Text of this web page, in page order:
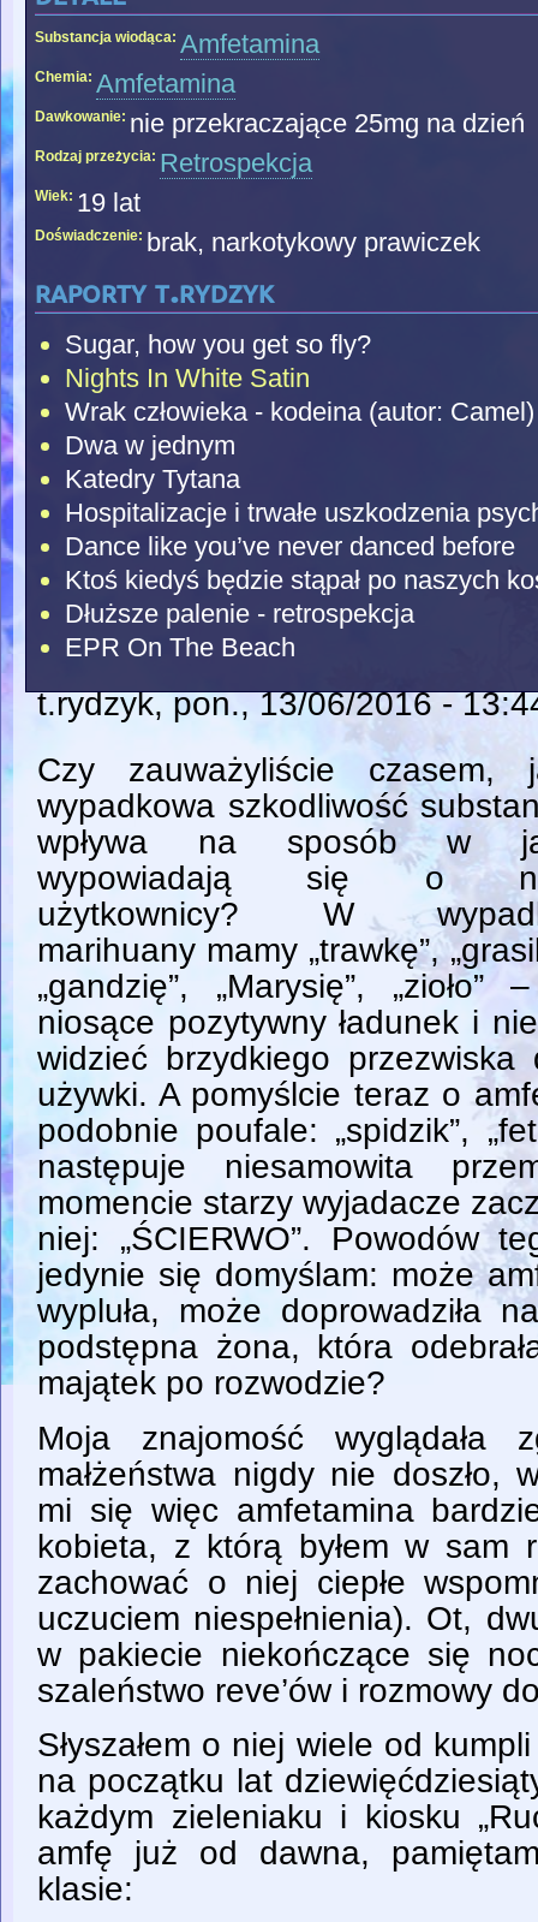
Substancja wiodąca: Amfetamina
Chemia: Amfetamina
Dawkowanie: nie przekraczające 25mg na dzień
Rodzaj przeżycia: Retrospekcja
Wiek: 19 lat
Doświadczenie: brak, narkotykowy prawiczek
raporty t.rydzyk
Sugar, how you get so fly?
Nights In White Satin
Wrak człowieka - kodeina (autor: Camel)
Dwa w jednym
Katedry Tytana
Hospitalizacje i trwałe uszkodzenia
Dance like you’ve never danced before
Ktoś kiedyś będzie stąpał po naszych
Dłuższe palenie - retrospekcja
EPR On The Beach
t.rydzyk, pon., 13/06/2016 -
Czy zauważyliście czasem,
wypadkowa szkodliwość
wpływa na sposób w
wypowiadają się o
użytkownicy? W
marihuany mamy „trawkę”,
„gandzię”, „Marysię”,
niosące pozytywny ładunek i
widzieć brzydkiego
używki. A pomyślcie teraz o
podobnie poufale: „spidzik”,
następuje niesamowita
momencie starzy wyjadacze
niej: „ŚCIERWO”. Powodów
jedynie się domyślam: może
wypluła, może doprowadziła
podstępna żona, która
majątek po rozwodzie?
Moja znajomość wyglądała
małżeństwa nigdy nie doszło,
mi się więc amfetamina
kobieta, z którą byłem w sam
zachować o niej ciepłe
uczuciem niespełnienia). Ot,
w pakiecie niekończące się
szaleństwo reve’ów i rozmowy
Słyszałem o niej wiele od
na początku lat
każdym zieleniaku i kiosku
amfę już od dawna,
klasie: